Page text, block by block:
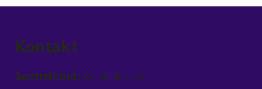
Kontakt
Sentralbord: 31 00 80 00